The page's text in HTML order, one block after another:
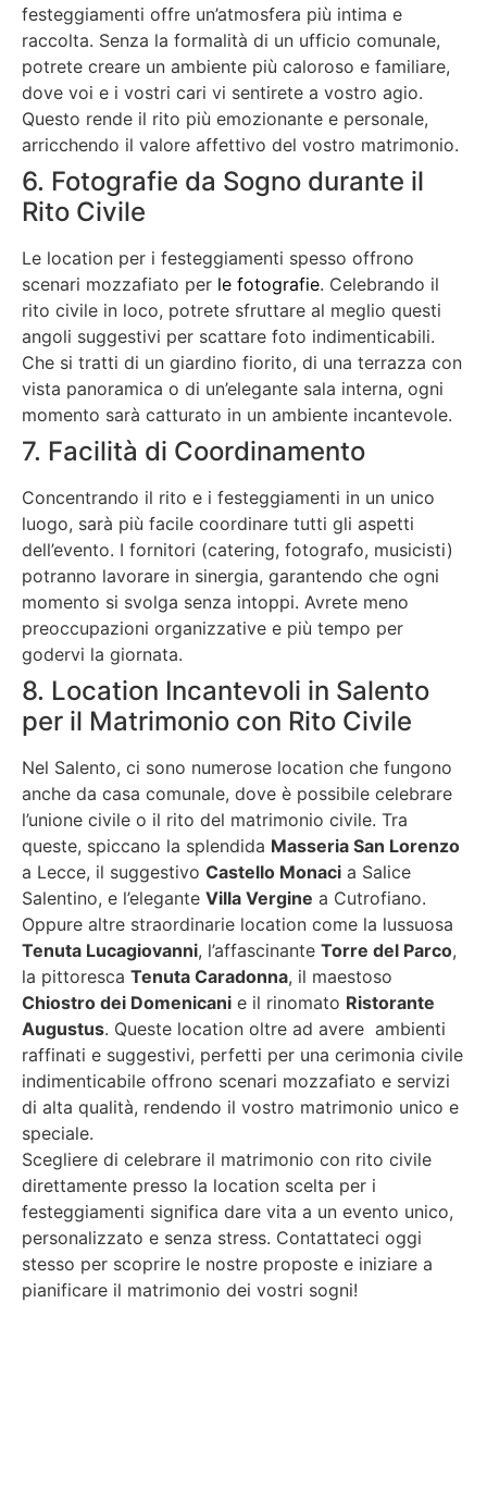
festeggiamenti offre un’atmosfera più intima e
raccolta. Senza la formalità di un ufficio comunale,
potrete creare un ambiente più caloroso e familiare,
dove voi e i vostri cari vi sentirete a vostro agio.
Questo rende il rito più emozionante e personale,
arricchendo il valore affettivo del vostro matrimonio.
6. Fotografie da Sogno durante il
Rito Civile
Le location per i festeggiamenti spesso offrono
scenari mozzafiato per le fotografie. Celebrando il
rito civile in loco, potrete sfruttare al meglio questi
angoli suggestivi per scattare foto indimenticabili.
Che si tratti di un giardino fiorito, di una terrazza con
vista panoramica o di un’elegante sala interna, ogni
momento sarà catturato in un ambiente incantevole.
7. Facilità di Coordinamento
Concentrando il rito e i festeggiamenti in un unico
luogo, sarà più facile coordinare tutti gli aspetti
dell’evento. I fornitori (catering, fotografo, musicisti)
potranno lavorare in sinergia, garantendo che ogni
momento si svolga senza intoppi. Avrete meno
preoccupazioni organizzative e più tempo per
godervi la giornata.
8. Location Incantevoli in Salento
per il Matrimonio con Rito Civile
Nel Salento, ci sono numerose location che fungono
anche da casa comunale, dove è possibile celebrare
l’unione civile o il rito del matrimonio civile. Tra
queste, spiccano la splendida Masseria San Lorenzo
a Lecce, il suggestivo Castello Monaci a Salice
Salentino, e l’elegante Villa Vergine a Cutrofiano.
Oppure altre straordinarie location come la lussuosa
Tenuta Lucagiovanni, l’affascinante Torre del Parco,
la pittoresca Tenuta Caradonna, il maestoso
Chiostro dei Domenicani e il rinomato Ristorante
Augustus. Queste location oltre ad avere ambienti
raffinati e suggestivi, perfetti per una cerimonia civile
indimenticabile offrono scenari mozzafiato e servizi
di alta qualità, rendendo il vostro matrimonio unico e
speciale.
Scegliere di celebrare il matrimonio con rito civile
direttamente presso la location scelta per i
festeggiamenti significa dare vita a un evento unico,
personalizzato e senza stress. Contattateci oggi
stesso per scoprire le nostre proposte e iniziare a
pianificare il matrimonio dei vostri sogni!